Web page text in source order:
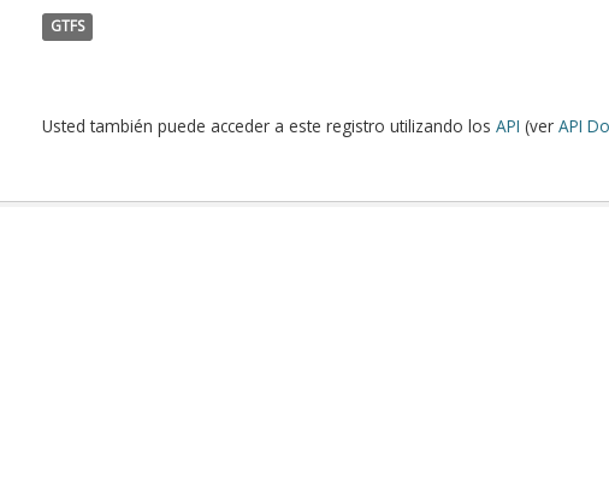
GTFS
Usted también puede acceder a este registro utilizando los API (ver API